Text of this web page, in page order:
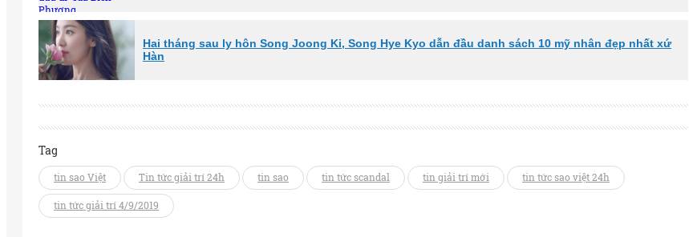
Hai tháng sau ly hôn Song Joong Ki, Song Hye Kyo dẫn đầu danh sách 10 mỹ nhân đẹp nhất xứ
Hàn
Tag
tin sao Việt Tin tức giải trí 24h tin sao tin tức scandal tin giải trí mới tin tức sao việt 24h
tin tức giải trí 4/9/2019